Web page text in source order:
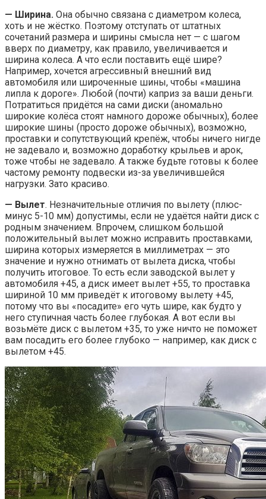
— Ширина. Она обычно связана с диаметром колеса,
хоть и не жёстко. Поэтому отступать от штатных
сочетаний размера и ширины смысла нет — с шагом
вверх по диаметру, как правило, увеличивается и
ширина колеса. А что если поставить ещё шире?
Например, хочется агрессивный внешний вид
автомобиля или широченные шины, чтобы «машина
липла к дороге». Любой (почти) каприз за ваши деньги.
Потратиться придётся на сами диски (аномально
широкие колёса стоят намного дороже обычных), более
широкие шины (просто дороже обычных), возможно,
проставки и сопутствующий крепёж, чтобы ничего нигде
не задевало и, возможно доработку крыльев и арок,
тоже чтобы не задевало. А также будьте готовы к более
частому ремонту подвески из-за увеличившейся
нагрузки. Зато красиво.
— Вылет. Незначительные отличия по вылету (плюс-
минус 5-10 мм) допустимы, если не удаётся найти диск с
родным значением. Впрочем, слишком большой
положительный вылет можно исправить проставками,
ширина которых измеряется в миллиметрах — это
значение и нужно отнимать от вылета диска, чтобы
получить итоговое. То есть если заводской вылет у
автомобиля +45, а диск имеет вылет +55, то проставка
шириной 10 мм приведёт к итоговому вылету +45,
потому что вы «посадите» его чуть шире, как будто у
него ступичная часть более глубокая. А вот если вы
возьмёте диск с вылетом +35, то уже ничто не поможет
вам посадить его более глубоко — например, как диск с
вылетом +45.